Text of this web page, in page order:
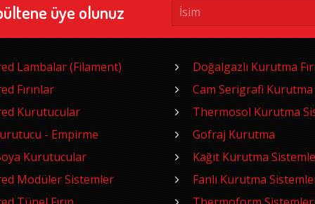
üye olunuz
Lambalar (Filament)
Fırınlar
Kurutucular
- Empirme
Kurutucular
Modüler Sistemler
Doğalgazlı Kurutma
Cam Serigrafi Kurutma
Thermosol Kurutma
Gofraj Kurutma
Kağıt Kurutma
Fanlı Kurutma